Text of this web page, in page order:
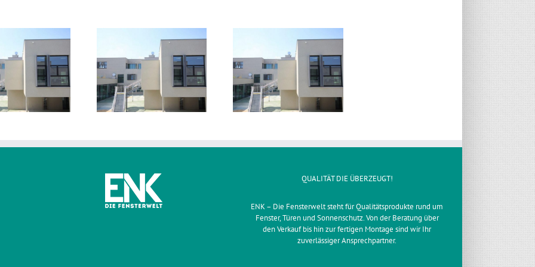
Faltscherenläden
für Bildungscampus
Griesser Faltscherenläden
für Bildungscampus
QUALITÄT DIE ÜBERZEUGT!
ENK – Die Fensterwelt steht für Qualitätsprodukte rund um
Fenster, Türen und Sonnenschutz. Von der Beratung über
den Verkauf bis hin zur fertigen Montage sind wir Ihr
zuverlässiger Ansprechpartner.